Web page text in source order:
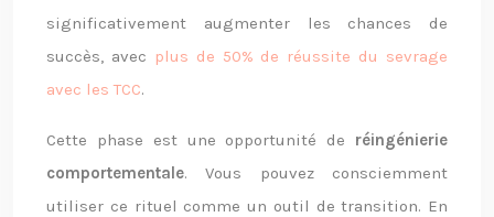
significativement augmenter les chances de
succès, avec plus de 50% de réussite du sevrage
avec les TCC.
Cette phase est une opportunité de réingénierie
comportementale. Vous pouvez consciemment
utiliser ce rituel comme un outil de transition. En